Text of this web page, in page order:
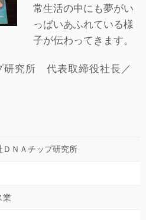
常生活の中にも夢がい
っぱいあふれている様
子が伝わってきます。
研究所 代表取締役社長／
ＤＮＡチップ研究所
業